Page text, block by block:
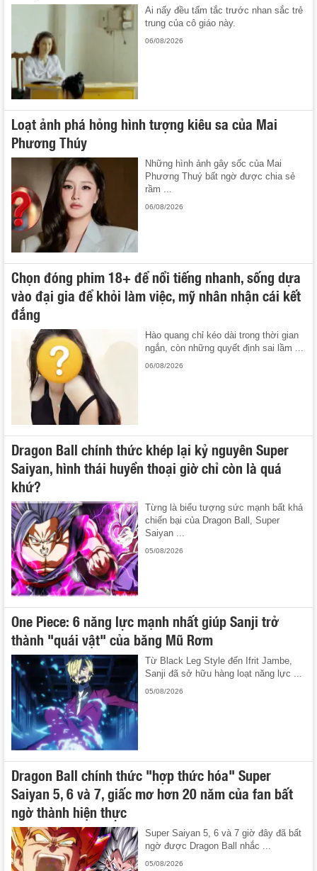
Ai nấy đều tấm tắc trước nhan sắc trẻ
trung của cô giáo này.
06/08/2026
Loạt ảnh phá hỏng hình tượng kiêu sa của Mai
Phương Thúy
Những hình ảnh gây sốc của Mai
Phương Thuý bất ngờ được chia sẻ
rầm ...
06/08/2026
Chọn đóng phim 18+ để nổi tiếng nhanh, sống dựa
vào đại gia để khỏi làm việc, mỹ nhân nhận cái kết
đắng
Hào quang chỉ kéo dài trong thời gian
ngắn, còn những quyết định sai lầm ...
06/08/2026
Dragon Ball chính thức khép lại kỷ nguyên Super
Saiyan, hình thái huyền thoại giờ chỉ còn là quá
khứ?
Từng là biểu tượng sức mạnh bất khả
chiến bại của Dragon Ball, Super
Saiyan ...
05/08/2026
One Piece: 6 năng lực mạnh nhất giúp Sanji trở
thành "quái vật" của băng Mũ Rơm
Từ Black Leg Style đến Ifrit Jambe,
Sanji đã sở hữu hàng loạt năng lực ...
05/08/2026
Dragon Ball chính thức "hợp thức hóa" Super
Saiyan 5, 6 và 7, giấc mơ hơn 20 năm của fan bất
ngờ thành hiện thực
Super Saiyan 5, 6 và 7 giờ đây đã bất
ngờ được Dragon Ball nhắc ...
05/08/2026